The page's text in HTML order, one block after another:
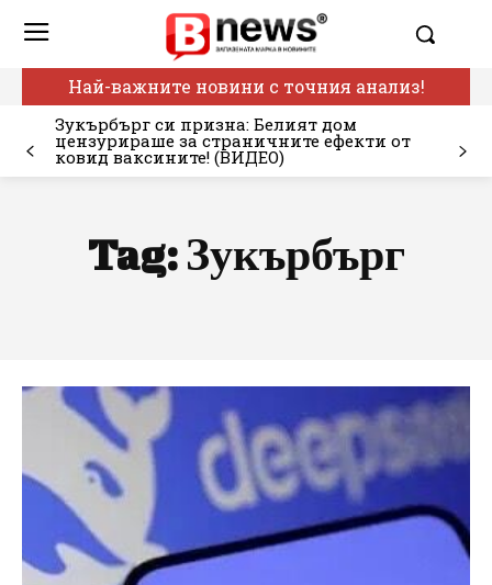
Най-важните новини с точния анализ!
Зукърбърг си призна: Белият дом
цензурираше за страничните ефекти от
ковид ваксините! (ВИДЕО)
Tag: Зукърбърг